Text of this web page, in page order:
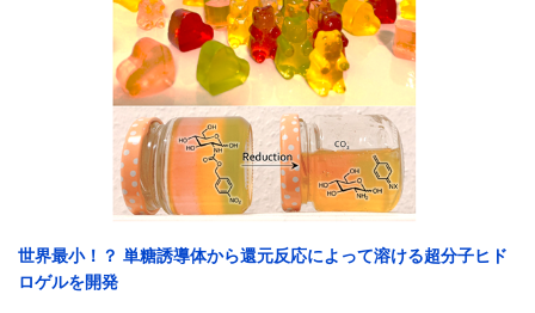
世界最小！？ 単糖誘導体から還元反応によって溶ける超分子ヒド
ロゲルを開発